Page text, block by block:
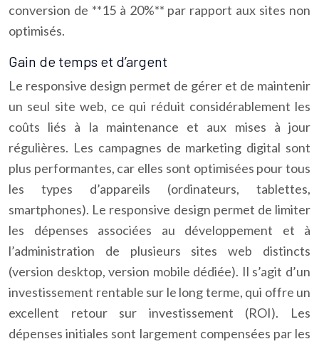
conversion de **15 à 20%** par rapport aux sites non
optimisés.
Gain de temps et d’argent
Le responsive design permet de gérer et de maintenir
un seul site web, ce qui réduit considérablement les
coûts liés à la maintenance et aux mises à jour
régulières. Les campagnes de marketing digital sont
plus performantes, car elles sont optimisées pour tous
les types d’appareils (ordinateurs, tablettes,
smartphones). Le responsive design permet de limiter
les dépenses associées au développement et à
l’administration de plusieurs sites web distincts
(version desktop, version mobile dédiée). Il s’agit d’un
investissement rentable sur le long terme, qui offre un
excellent retour sur investissement (ROI). Les
dépenses initiales sont largement compensées par les